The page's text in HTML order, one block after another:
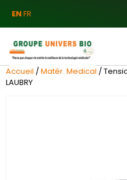
ENFR
Accueil /Matér. Medical /
LAUBRY